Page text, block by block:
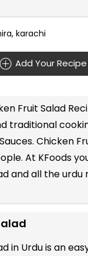
karachi
Add Your Recipe
Fruit Salad
traditional
. Chicken
At KFoods
and all theurdu
in Urdu is an